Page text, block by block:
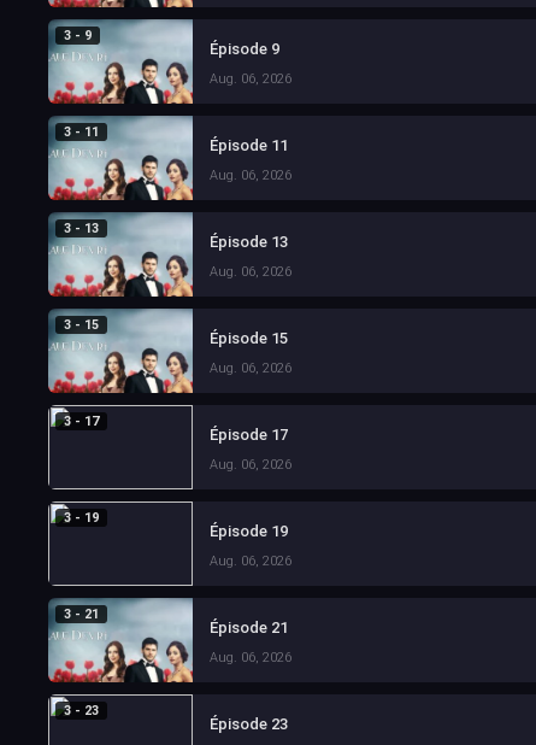
3 - 9
Épisode 9
Aug. 06, 2026
3 - 11
Épisode 11
Aug. 06, 2026
3 - 13
Épisode 13
Aug. 06, 2026
3 - 15
Épisode 15
Aug. 06, 2026
3 - 17
Épisode 17
Aug. 06, 2026
3 - 19
Épisode 19
Aug. 06, 2026
3 - 21
Épisode 21
Aug. 06, 2026
3 - 23
Épisode 23